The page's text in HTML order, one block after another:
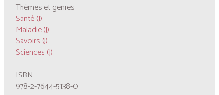
Thèmes et genres
Santé (J)
Maladie (J)
Savoirs (J)
Sciences (J)
ISBN
978-2-7644-5138-0